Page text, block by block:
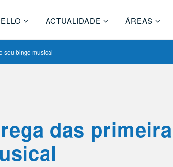
ACTUALIDADE ÁREAS
seu bingo musical
das